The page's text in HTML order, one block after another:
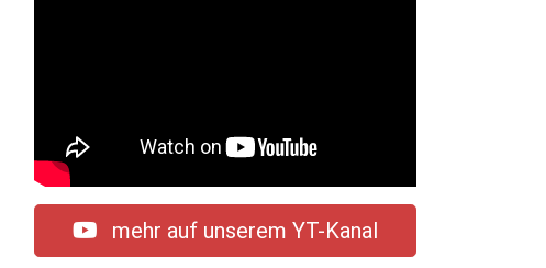
mehr auf unserem YT-Kanal